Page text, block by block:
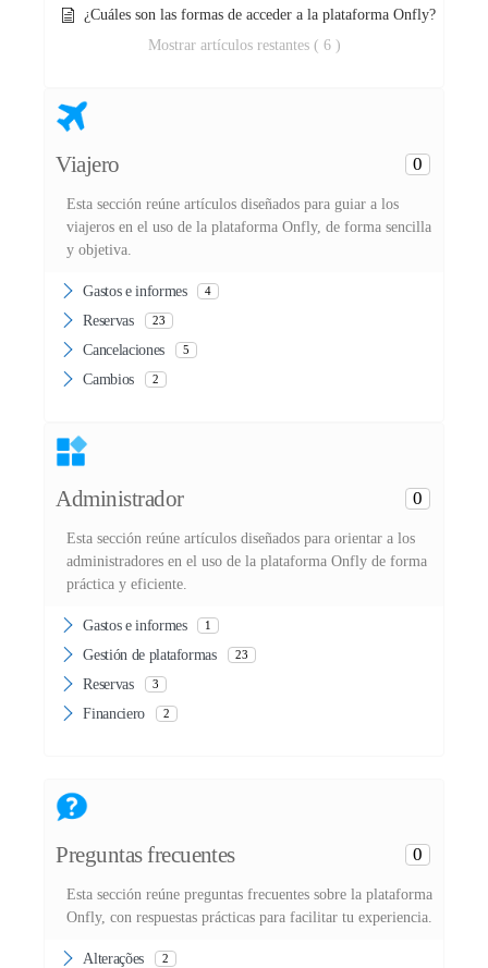
¿Cuáles son las formas de acceder a la plataforma Onfly?
Mostrar artículos restantes ( 6 )
Viajero 0
Esta sección reúne artículos diseñados para guiar a los
viajeros en el uso de la plataforma Onfly, de forma sencilla
y objetiva.
Gastos e informes 4
Reservas 23
Cancelaciones 5
Cambios 2
Administrador 0
Esta sección reúne artículos diseñados para orientar a los
administradores en el uso de la plataforma Onfly de forma
práctica y eficiente.
Gastos e informes 1
Gestión de plataformas 23
Reservas 3
Financiero 2
Preguntas frecuentes 0
Esta sección reúne preguntas frecuentes sobre la plataforma
Onfly, con respuestas prácticas para facilitar tu experiencia.
Alterações 2